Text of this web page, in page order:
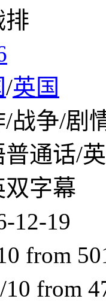
/英国
争/剧
话/英
字幕
12-19
from
from